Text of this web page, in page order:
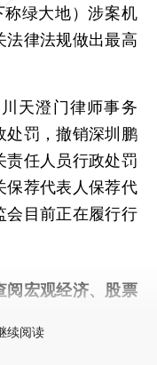
称绿大地）涉案机
法律法规做出最高
天澄门律师事务
处罚，撤销深圳鹏
责任人员行政处罚
保荐代表人保荐代
会目前正在履行行
阅宏观经济、股票
续阅读